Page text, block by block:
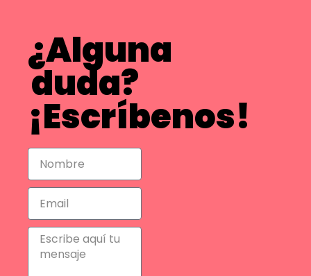
¿Alguna
duda?
¡Escríbenos!